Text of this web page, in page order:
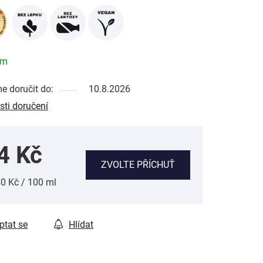
doručit do:
10.8.2026
doručení
Kč
cena:
Kč / 100 ml
ZVOLTE PŘÍCHUŤ
se Hlídat